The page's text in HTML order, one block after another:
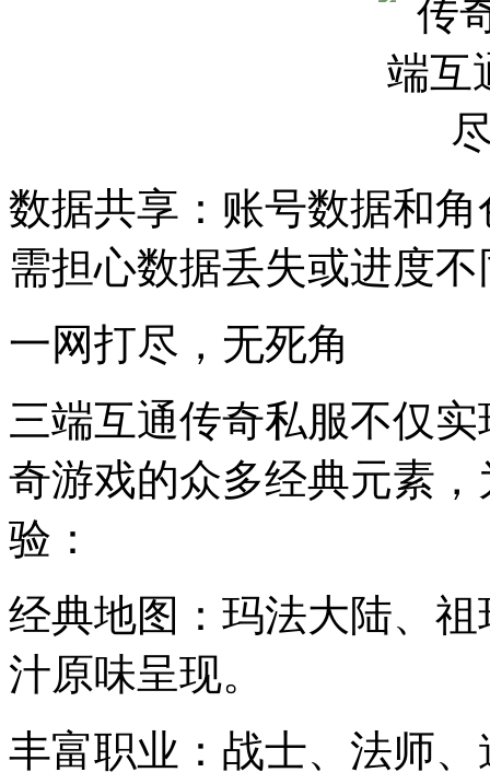
数据共享：账号数据和
需担心数据丢失或进度不
一网打尽，无死角
三端互通传奇私服不仅
奇游戏的众多经典元素
验：
经典地图：玛法大陆、
汁原味呈现。
丰富职业：战士、法师